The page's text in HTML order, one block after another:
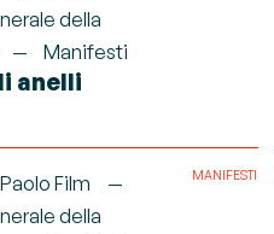
della
Manifesti
anelli
Film
della
MANIFESTI